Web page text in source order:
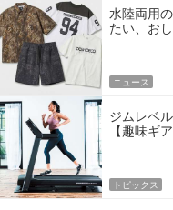
水陸両用
たい、お
ニュース
ジムレベ
【趣味ギ
トピックス